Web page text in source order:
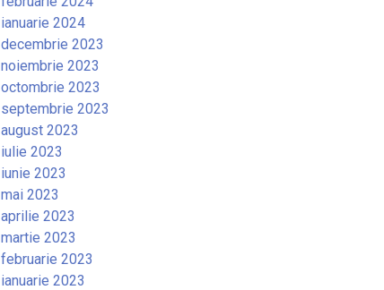
ianuarie 2024
decembrie 2023
noiembrie 2023
octombrie 2023
septembrie 2023
august 2023
iulie 2023
iunie 2023
mai 2023
aprilie 2023
martie 2023
februarie 2023
ianuarie 2023